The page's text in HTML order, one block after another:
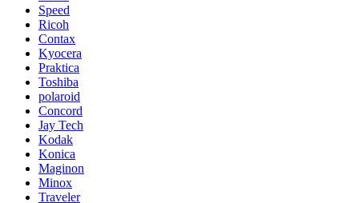
Speed
Ricoh
Contax
Kyocera
Praktica
Toshiba
polaroid
Concord
Jay Tech
Kodak
Konica
Maginon
Minox
Traveler